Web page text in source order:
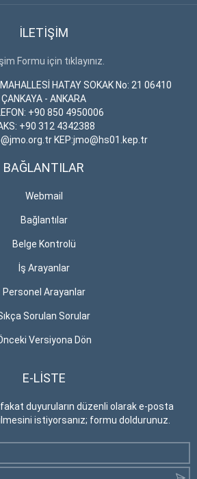
İLETİŞİM
Formu için tıklayınız.
HATAY SOKAK No: 21 06410
ÇANKAYA - ANKARA
+90 850 4950006
+90 312 4342388
KEP:jmo@hs01.kep.tr
BAĞLANTILAR
Webmail
Bağlantılar
Belge Kontrolü
İş Arayanlar
Personel Arayanlar
Sorulan Sorular
Versiyona Dön
E-LİSTE
duyuruların düzenli olarak e-posta
istiyorsanız; formu doldurunuz.